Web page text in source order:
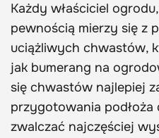
Każdy właściciel
pewnością mierzy się z
uciążliwych chwastów,
jak bumerang na
się chwastów najlepiej
przygotowania podłoża
zwalczać najczęściej